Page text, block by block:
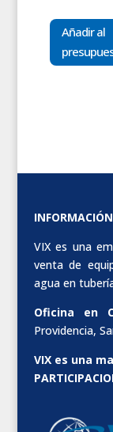
Añadir al
VIX es una
venta de
agua en
Oficina en
Providencia,
VIX es una